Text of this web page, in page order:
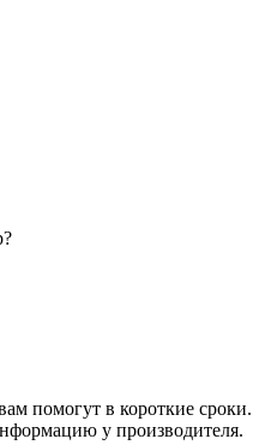
помогут в короткие сроки.
у производителя.